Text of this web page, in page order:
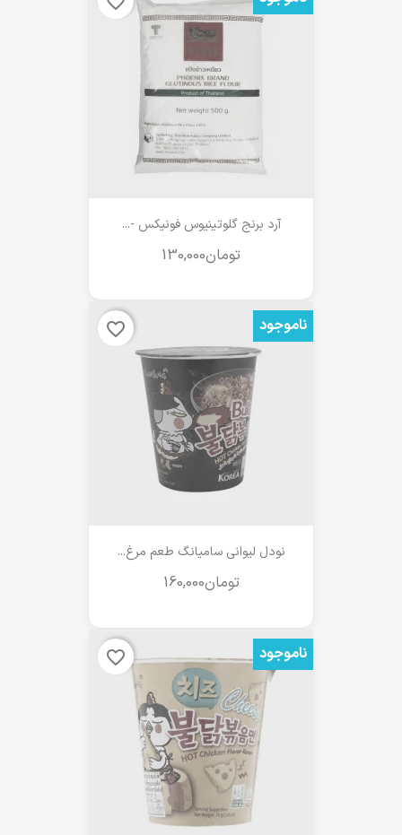
آرد برنج گلوتینیوس فونیکس -...
نودل لیوانی سامیانگ طعم مرغ...
‎تومان160,000
ناموجود favorite_border
ناموجود favorite_border